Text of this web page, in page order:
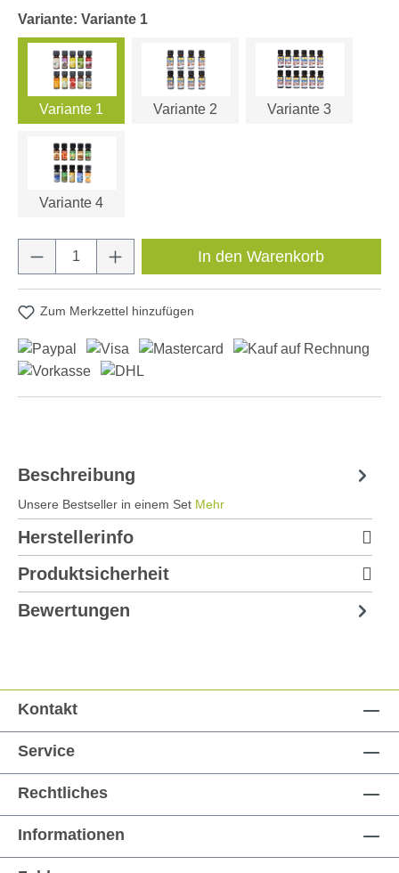
Variante: Variante 1
Variante 1 Variante 2 Variante 3
Variante 4
Produkt Anzahl: Gib den gewünschten
In den Warenkorb
Zum Merkzettel hinzufügen
Beschreibung
Unsere Bestseller in einem Set Mehr
Herstellerinfo
Produktsicherheit
Bewertungen
Kontakt
Service
Rechtliches
Informationen